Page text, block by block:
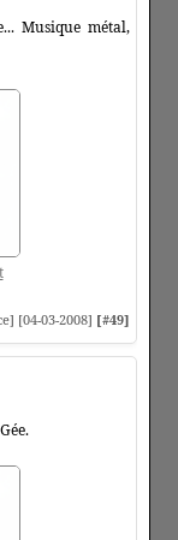
Musique métal,
[04-03-2008] [#49]